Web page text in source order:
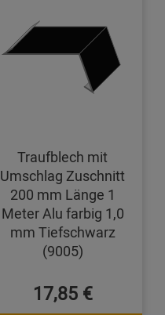
Traufblech mit
Umschlag Zuschnitt
200 mm Länge 1
Meter Alu farbig 1,0
mm Tiefschwarz
(9005)
17,85 €